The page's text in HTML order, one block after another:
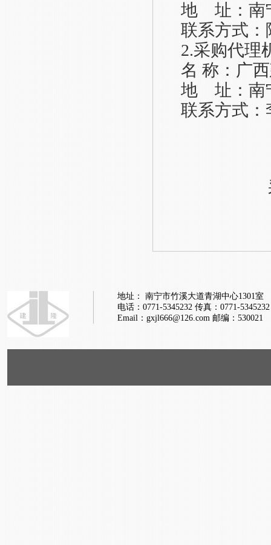
地
址：南
联系方式：
2.采购代理
名 称：广
地 址：南
联系方式
地址： 南宁市竹溪大道青湖中心1301室
电话：0771-5345232传真：0771-5345232
Email：gxjl666@126.com 邮编：530021